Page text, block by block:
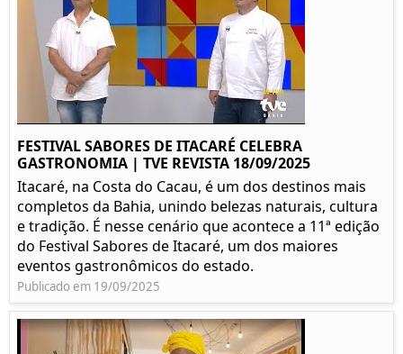
FESTIVAL SABORES DE ITACARÉ CELEBRA
GASTRONOMIA | TVE REVISTA 18/09/2025
Itacaré, na Costa do Cacau, é um dos destinos mais
completos da Bahia, unindo belezas naturais, cultura
e tradição. É nesse cenário que acontece a 11ª edição
do Festival Sabores de Itacaré, um dos maiores
eventos gastronômicos do estado.
Publicado em 19/09/2025